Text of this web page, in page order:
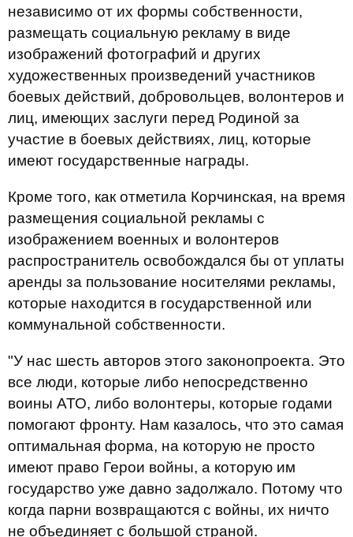
независимо от их формы собственности,
размещать социальную рекламу в виде
изображений фотографий и других
художественных произведений участников
боевых действий, добровольцев, волонтеров и
лиц, имеющих заслуги перед Родиной за
участие в боевых действиях, лиц, которые
имеют государственные награды.
Кроме того, как отметила Корчинская, на время
размещения социальной рекламы с
изображением военных и волонтеров
распространитель освобождался бы от уплаты
аренды за пользование носителями рекламы,
которые находится в государственной или
коммунальной собственности.
"У нас шесть авторов этого законопроекта. Это
все люди, которые либо непосредственно
воины АТО, либо волонтеры, которые годами
помогают фронту. Нам казалось, что это самая
оптимальная форма, на которую не просто
имеют право Герои войны, а которую им
государство уже давно задолжало. Потому что
когда парни возвращаются с войны, их ничто
не объединяет с большой страной.